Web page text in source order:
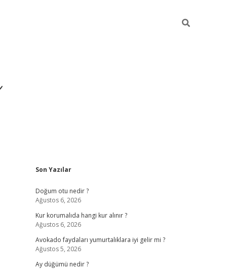
Sidebar
Son Yazılar
Doğum otu nedir ?
Ağustos 6, 2026
Kur korumalıda hangi kur alınır ?
Ağustos 6, 2026
Avokado faydaları yumurtalıklara iyi gelir mi ?
Ağustos 5, 2026
Ay düğümü nedir ?
betcivdcasino giriş